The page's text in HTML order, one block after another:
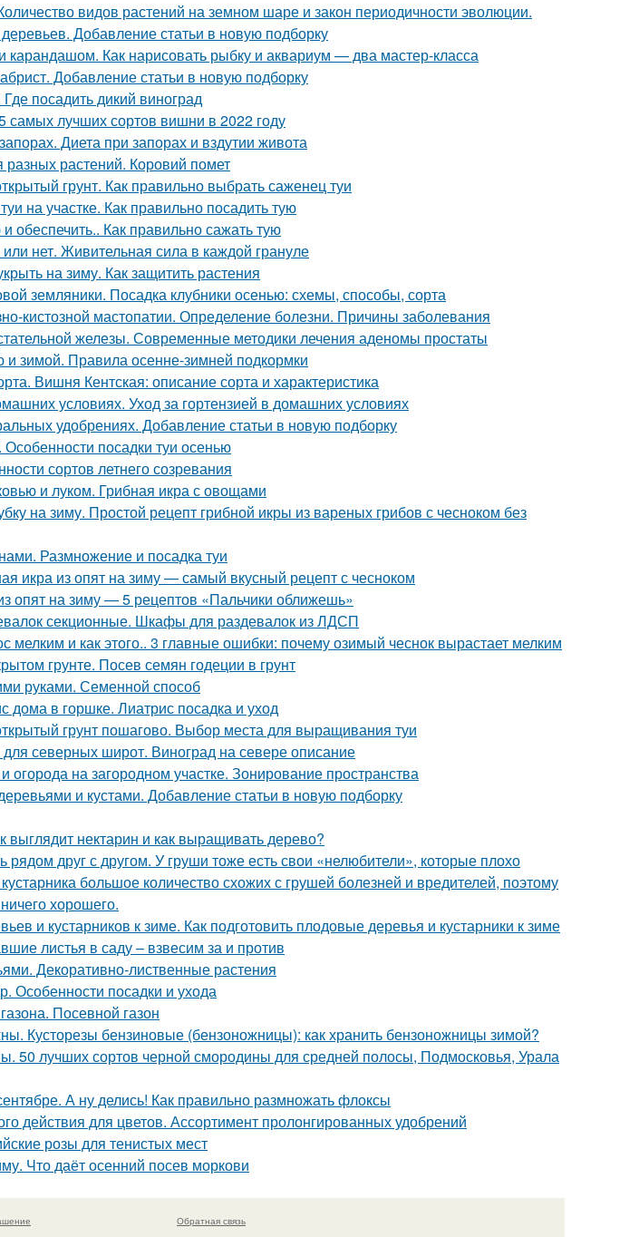
видов растений на земном шаре и закон периодичности эволюции.
Добавление статьи в новую подборку
карандашом. Как нарисовать рыбку и аквариум — два мастер-класса
Добавление статьи в новую подборку
посадить дикий виноград
лучших сортов вишни в 2022 году
Диета при запорах и вздутии живота
растений. Коровий помет
грунт. Как правильно выбрать саженец туи
на участке. Как правильно посадить тую
обеспечить.. Как правильно сажать тую
нет. Живительная сила в каждой грануле
на зиму. Как защитить растения
земляники. Посадка клубники осенью: схемы, способы, сорта
кистозной мастопатии. Определение болезни. Причины заболевания
железы. Современные методики лечения аденомы простаты
зимой. Правила осенне-зимней подкормки
Вишня Кентская: описание сорта и характеристика
условиях. Уход за гортензией в домашних условиях
удобрениях. Добавление статьи в новую подборку
посадки туи осенью
сортов летнего созревания
и луком. Грибная икра с овощами
на зиму. Простой рецепт грибной икры из вареных грибов с чесноком без
Размножение и посадка туи
икра из опят на зиму — самый вкусный рецепт с чесноком
опят на зиму — 5 рецептов «Пальчики оближешь»
секционные. Шкафы для раздевалок из ЛДСП
мелким и как этого.. 3 главные ошибки: почему озимый чеснок вырастает мелким
грунте. Посев семян годеции в грунт
руками. Семенной способ
дома в горшке. Лиатрис посадка и уход
грунт пошагово. Выбор места для выращивания туи
северных широт. Виноград на севере описание
на загородном участке. Зонирование пространства
и кустами. Добавление статьи в новую подборку
выглядит нектарин и как выращивать дерево?
рядом друг с другом. У груши тоже есть свои «нелюбители», которые плохо
большое количество схожих с грушей болезней и вредителей, поэтому
хорошего.
и кустарников к зиме. Как подготовить плодовые деревья и кустарники к зиме
листья в саду – взвесим за и против
Декоративно-лиственные растения
Особенности посадки и ухода
Посевной газон
Кусторезы бензиновые (бензоножницы): как хранить бензоножницы зимой?
50 лучших сортов черной смородины для средней полосы, Подмосковья, Урала
А ну делись! Как правильно размножать флоксы
действия для цветов. Ассортимент пролонгированных удобрений
розы для тенистых мест
Что даёт осенний посев моркови
Обратная связь